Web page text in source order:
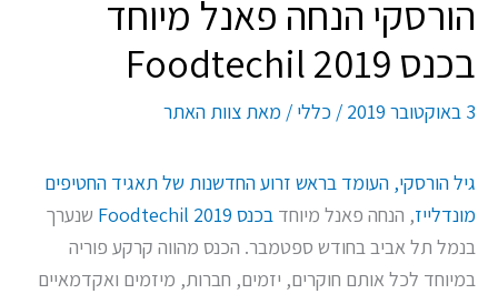
הורסקי הנחה פאנל מיוחד
בכנס Foodtechil 2019
3 באוקטובר 2019 / כללי / מאת צוות האתר
גיל הורסקי, העומד בראש זרוע החדשנות של תאגיד החטיפים
מונדלייז, הנחה פאנל מיוחד בכנס Foodtechil 2019
שנערך
בנמל תל אביב בחודש ספטמבר. הכנס מהווה קרקע פוריה
במיוחד לכל אותם חוקרים, יזמים, חברות, מיזמים ואקדמאיים